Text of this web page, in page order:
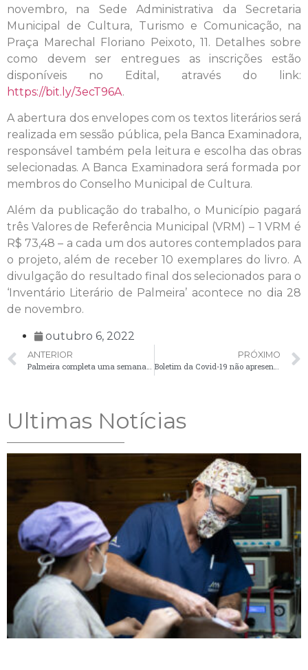
novembro, na Sede Administrativa da Secretaria
Municipal de Cultura, Turismo e Comunicação, na
Praça Marechal Floriano Peixoto, 11. Detalhes sobre
como devem ser entregues as inscrições estão
disponíveis no Edital, através do link:
https://bit.ly/3ecT96A.
A abertura dos envelopes com os textos literários será
realizada em sessão pública, pela Banca Examinadora,
responsável também pela leitura e escolha das obras
selecionadas. A Banca Examinadora será formada por
membros do Conselho Municipal de Cultura.
Além da publicação do trabalho, o Município pagará
três Valores de Referência Municipal (VRM) – 1 VRM é
R$ 73,48 – a cada um dos autores contemplados para
o projeto, além de receber 10 exemplares do livro. A
divulgação do resultado final dos selecionados para o
‘Inventário Literário de Palmeira’ acontece no dia 28
de novembro.
outubro 6, 2022
ANTERIOR
PRÓXIMO
Ultimas Notícias